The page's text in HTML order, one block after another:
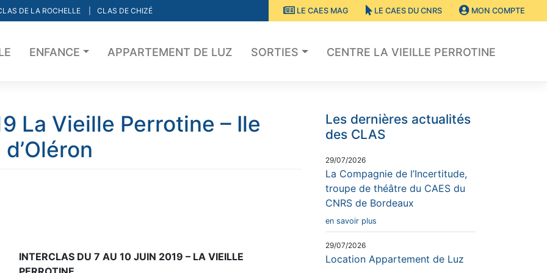
DE LA ROCHELLE CLAS DE CHIZÉ LE CAES MAG LE CAES DU CNRS MON COMPTE
ENFANCE APPARTEMENT DE LUZ SORTIES
CENTRE LA VIEILLE PERROTINE
La Vieille Perrotine – Ile
d’Oléron
INTERCLAS DU 7 AU 10 JUIN 2019 – LA VIEILLE
Les dernières actualités
des CLAS
29/07/2026
La Compagnie de l’Incertitude,
troupe de théâtre du CAES du
CNRS de Bordeaux
en savoir plus
29/07/2026
Location Appartement de Luz